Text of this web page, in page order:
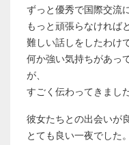
ずっと優秀で国際交流
もっと頑張らなければ
難しい話しをしたわけ
何か強い気持ちがあっ
が、
すごく伝わってきました
彼女たちとの出会いが
とても良い一夜でした。